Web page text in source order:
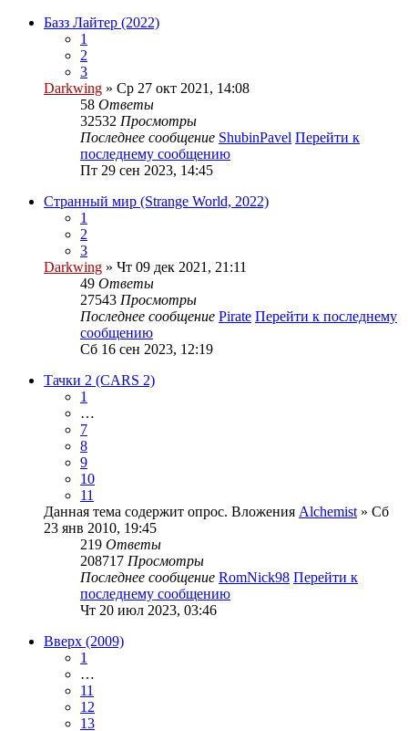
Базз Лайтер (2022)
1
2
3
Darkwing » Ср 27 окт 2021, 14:08
58 Ответы
32532 Просмотры
Последнее сообщение ShubinPavel Перейти к
последнему сообщению
Пт 29 сен 2023, 14:45
Странный мир (Strange World, 2022)
1
2
3
Darkwing » Чт 09 дек 2021, 21:11
49 Ответы
27543 Просмотры
Последнее сообщение Pirate Перейти к последнему
сообщению
Сб 16 сен 2023, 12:19
Тачки 2 (CARS 2)
1
…
7
8
9
10
11
Данная тема содержит опрос. Вложения Alchemist » Сб
23 янв 2010, 19:45
219 Ответы
208717 Просмотры
Последнее сообщение RomNick98 Перейти к
последнему сообщению
Чт 20 июл 2023, 03:46
Вверх (2009)
1
…
11
12
13